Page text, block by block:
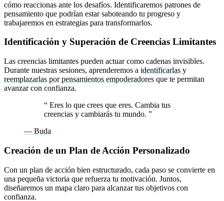
cómo reaccionas ante los desafíos. Identificaremos patrones de
pensamiento que podrían estar saboteando tu progreso y
trabajaremos en estrategias para transformarlos.
Identificación y Superación de Creencias Limitantes
Las creencias limitantes pueden actuar como cadenas invisibles.
Durante nuestras sesiones, aprenderemos a identificarlas y
reemplazarlas por pensamientos empoderadores que te permitan
avanzar con confianza.
“ Eres lo que crees que eres. Cambia tus
creencias y cambiarás tu mundo. ”
— Buda
Creación de un Plan de Acción Personalizado
Con un plan de acción bien estructurado, cada paso se convierte en
una pequeña victoria que refuerza tu motivación. Juntos,
diseñaremos un mapa claro para alcanzar tus objetivos con
confianza.